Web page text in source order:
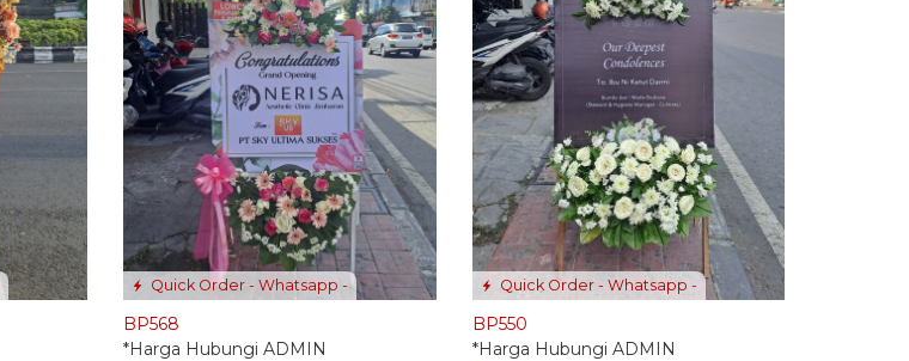
Quick Order - Whatsapp -
BP568
*Harga Hubungi ADMIN
Quick Order - Whatsapp -
BP550
*Harga Hubungi ADMIN